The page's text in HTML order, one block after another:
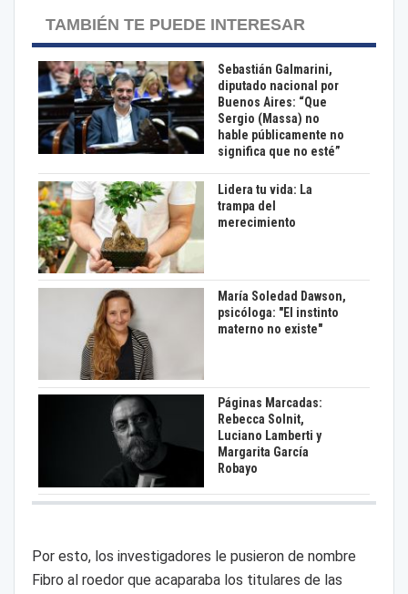
TAMBIÉN TE PUEDE INTERESAR
Sebastián Galmarini,
diputado nacional por
Buenos Aires: “Que
Sergio (Massa) no
hable públicamente no
significa que no esté”
Lidera tu vida: La
trampa del
merecimiento
María Soledad Dawson,
psicóloga: "El instinto
materno no existe"
Páginas Marcadas:
Rebecca Solnit,
Luciano Lamberti y
Margarita García
Robayo
Por esto, los investigadores le pusieron de nombre
Fibro al roedor que acaparaba los titulares de las